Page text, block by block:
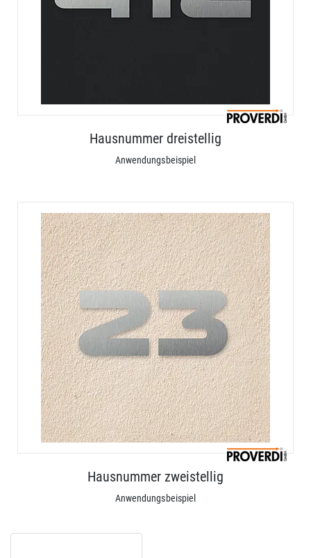
Hausnummer dreistellig
Anwendungsbeispiel
Hausnummer zweistellig
Anwendungsbeispiel